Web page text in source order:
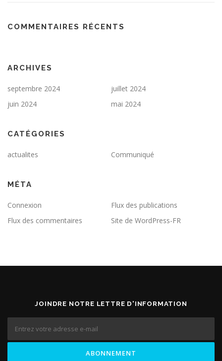
COMMENTAIRES RÉCENTS
ARCHIVES
septembre 2024
juillet 2024
juin 2024
mai 2024
CATÉGORIES
actualites Communiqué
MÉTA
Connexion
Flux des publications
Flux des commentaires
Site de WordPress-FR
JOINDRE NOTRE LETTRE D'INFORMATION